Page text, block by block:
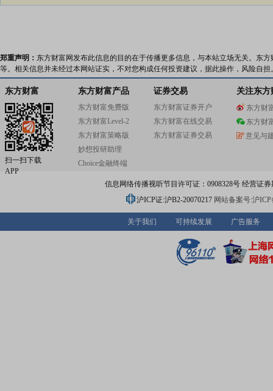
郑重声明： 东方财富网发布此信息的目的在于传播更多信息，与本站立场无关。东
等。相关信息并未经过本网站证实，不对您构成任何投资建议，据此操作，风险自担